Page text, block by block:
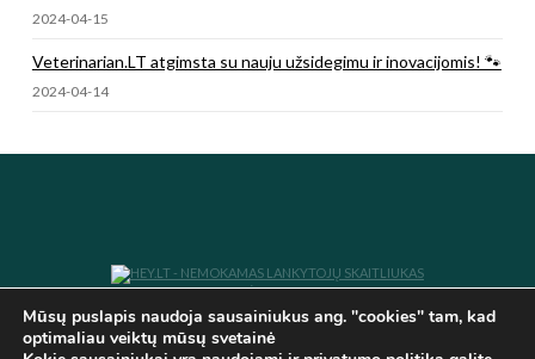
2024-04-15
Veterinarian.LT atgimsta su nauju užsidegimu ir inovacijomis! 🐾
2024-04-14
SUKURTA E.K VISOS TEISĖS SAUGOMOS IR PRIKLAUSO
VETERINARIAN.LT
VETERINARIJOS NAUJIENOS
VETERINARINĖS SKAIČIUOKLĖS
Mūsų puslapis naudoja sausainiukus ang. "cookies" tam, kad
optimaliau veiktų mūsų svetainė